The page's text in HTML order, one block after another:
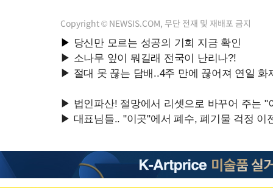
Copyright © NEWSIS.COM, 무단 전재 및 재배포 금지